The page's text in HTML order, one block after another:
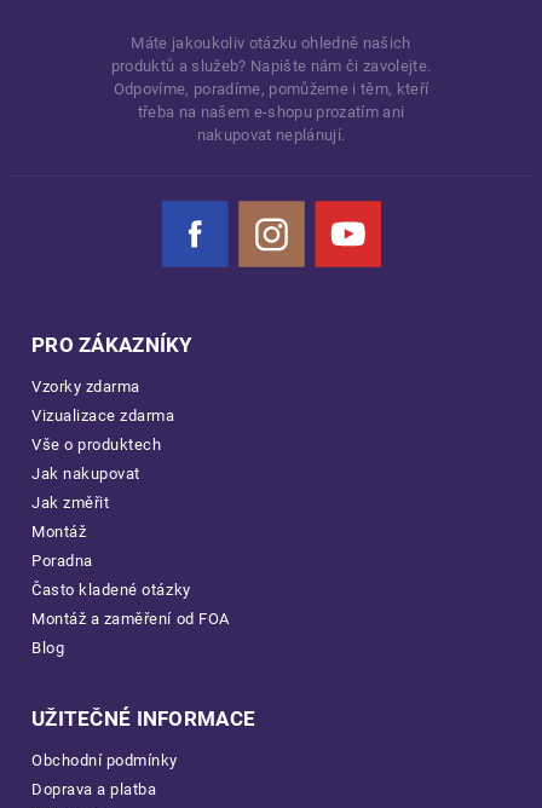
Máte jakoukoliv otázku ohledně našich
produktů a služeb? Napište nám či zavolejte.
Odpovíme, poradíme, pomůžeme i těm, kteří
třeba na našem e-shopu prozatím ani
nakupovat neplánují.
Facebook Instagram YouTube
PRO ZÁKAZNÍKY
Vzorky zdarma
Vizualizace zdarma
Vše o produktech
Jak nakupovat
Jak změřit
Montáž
Poradna
Často kladené otázky
Montáž a zaměření od FOA
Blog
UŽITEČNÉ INFORMACE
Obchodní podmínky
Doprava a platba